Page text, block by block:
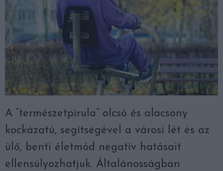
A “természetpirula” olcsó és alacsony
kockázatú, segítségével a városi lét és az
ülő, benti életmód negatív hatásait
ellensúlyozhatjuk. Általánosságban